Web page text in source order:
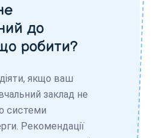
до
робити?
якщо ваш
заклад не
системи
Рекомендації